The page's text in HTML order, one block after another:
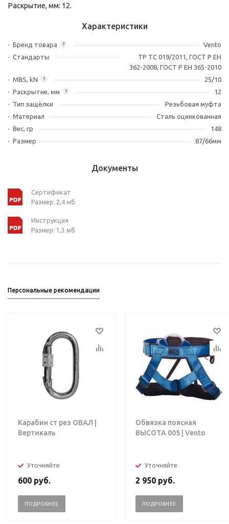
Раскрытие, мм: 12.
Характеристики
?
Бренд товара
Vento
Стандарты
ТР ТС 019/2011, ГОСТ Р ЕН
362-2008, ГОСТ Р ЕН 365-2010
?
MBS, kN 25/10
?
Раскрытие, мм
12
Тип защёлки
Резьбовая муфта
Материал
Сталь оцинкованная
Вес, гр
148
Размер
87/66мм
Документы
Сертификат
Размер: 2,4 мб
Инструкция
Размер: 1,3 мб
Персональные рекомендации
Карабин ст рез ОВАЛ |
Вертикаль
Уточняйте
600 руб.
ПОДРОБНЕЕ
Обвязка поясная
ВЫСОТА 005 | Vento
Уточняйте
2 950 руб.
ПОДРОБНЕЕ